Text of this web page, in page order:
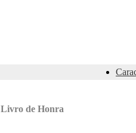
Livro de Honra